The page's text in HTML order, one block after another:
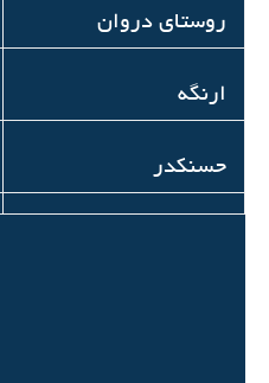
روستای دروان
ارنگه
حسنکدر